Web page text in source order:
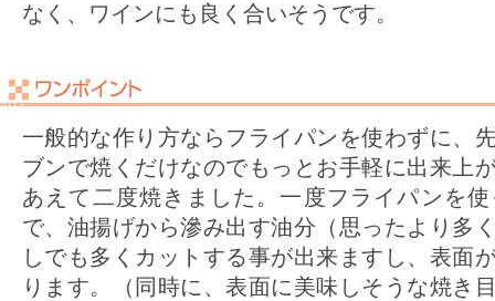
なく、ワインにも良く合いそうです。
一般的な作り方ならフライパンを使わずに、
ブンで焼くだけなのでもっとお手軽に出来上
あえて二度焼きました。一度フライパンを
で、油揚げから滲み出す油分（思ったより多
しでも多くカットする事が出来ますし、表面
ります。（同時に、表面に美味しそうな焼き